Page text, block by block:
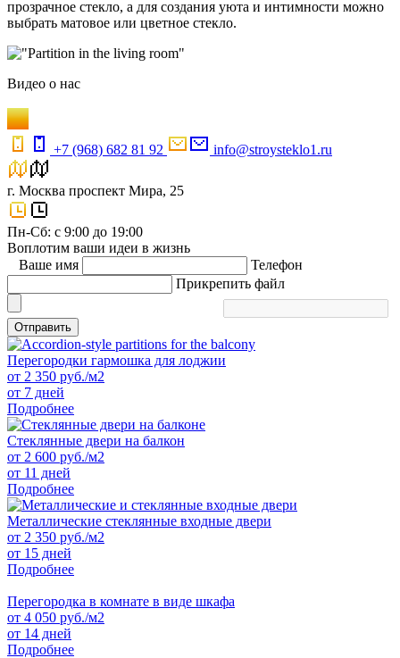
прозрачное стекло, а для создания уюта и интимности можно
выбрать матовое или цветное стекло.
Видео о нас
+7 (968) 682 81 92 info@stroysteklo1.ru
г. Москва проспект Мира, 25
Пн-Сб: с 9:00 до 19:00
Воплотим ваши идеи в жизнь
Ваше имя
Телефон
Прикрепить файл
Отправить
Перегородки гармошка для лоджии
от 2 350 руб./м2
от 7 дней
Подробнее
Стеклянные двери на балкон
от 2 600 руб./м2
от 11 дней
Подробнее
Металлические стеклянные входные двери
от 2 350 руб./м2
от 15 дней
Подробнее
Перегородка в комнате в виде шкафа
от 4 050 руб./м2
от 14 дней
Подробнее